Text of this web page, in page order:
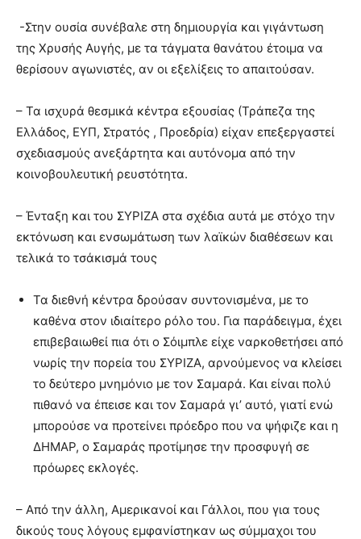
-Στην ουσία συνέβαλε στη δημιουργία και γιγάντωση
της Χρυσής Αυγής, με τα τάγματα θανάτου έτοιμα να
θερίσουν αγωνιστές, αν οι εξελίξεις το απαιτούσαν.
– Τα ισχυρά θεσμικά κέντρα εξουσίας (Τράπεζα της
Ελλάδος, ΕΥΠ, Στρατός , Προεδρία) είχαν επεξεργαστεί
σχεδιασμούς ανεξάρτητα και αυτόνομα από την
κοινοβουλευτική ρευστότητα.
– Ένταξη και του ΣΥΡΙΖΑ στα σχέδια αυτά με στόχο την
εκτόνωση και ενσωμάτωση των λαϊκών διαθέσεων και
τελικά το τσάκισμά τους
Τα διεθνή κέντρα δρούσαν συντονισμένα, με το
καθένα στον ιδιαίτερο ρόλο του. Για παράδειγμα, έχει
επιβεβαιωθεί πια ότι ο Σόιμπλε είχε ναρκοθετήσει από
νωρίς την πορεία του ΣΥΡΙΖΑ, αρνούμενος να κλείσει
το δεύτερο μνημόνιο με τον Σαμαρά. Και είναι πολύ
πιθανό να έπεισε και τον Σαμαρά γι’ αυτό, γιατί ενώ
μπορούσε να προτείνει πρόεδρο που να ψήφιζε και η
ΔΗΜΑΡ, ο Σαμαράς προτίμησε την προσφυγή σε
πρόωρες εκλογές.
– Από την άλλη, Αμερικανοί και Γάλλοι, που για τους
δικούς τους λόγους εμφανίστηκαν ως σύμμαχοι του